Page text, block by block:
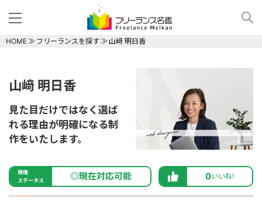
HOME フリーランスを探す 山﨑 明日香
山﨑 明日香
見た目だけではなく選ば
れる理由が明確になる制
作をいたします。
稼働
ステータス
◎現在対応可能 0いいね!